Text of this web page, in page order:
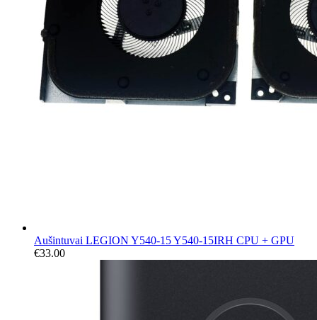
Aušintuvai LEGION Y540-15 Y540-15IRH CPU + GPU
€33.00